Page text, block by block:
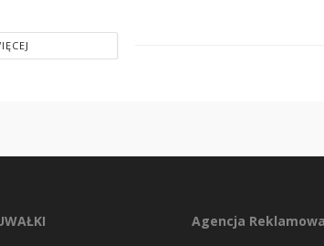
Agencja